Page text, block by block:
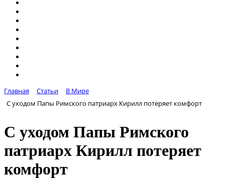
Главная Статьи
В Мире
С уходом Папы Римского патриарх Кирилл потеряет комфорт
С уходом Папы Римского
патриарх Кирилл потеряет
комфорт